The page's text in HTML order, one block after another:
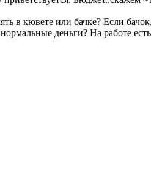
в кювете или бачке? Если
деньги? На работе